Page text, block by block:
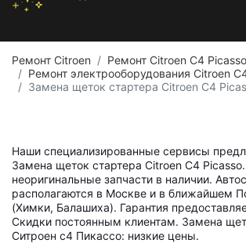
Ремонт Citroen
Ремонт Citroen C4 Picasso
Ремонт электрооборудования Citroen
Замена щеток стартера Citroen C4
Наши специализированные сервисы
Замена щеток стартера Citroen C4
неоригинальные запчасти в наличии.
располагаются в Москве и в ближайшем
(Химки, Балашиха). Гарантия
Скидки постоянным клиентам. Замена
Ситроен с4 Пикассо: низкие цены.